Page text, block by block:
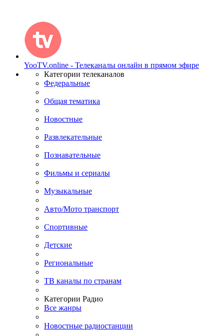
YooTV.online - Телеканалы онлайн в прямом эфире
Категории телеканалов
Федеральные
Общая тематика
Новостные
Развлекательные
Познавательные
Фильмы и сериалы
Музыкальные
Авто/Мото транспорт
Спортивные
Детские
Региональные
ТВ каналы по странам
Категории Радио
Все жанры
Новостные радиостанции